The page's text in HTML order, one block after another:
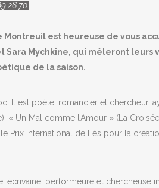
Montreuil est heureuse de vous
Sara Mychkine, qui mêleront leurs
de la saison.
Il est poète, romancier et
« Un Mal comme l’Amour » (La
Prix International de Fès pour la
écrivaine, performeure et